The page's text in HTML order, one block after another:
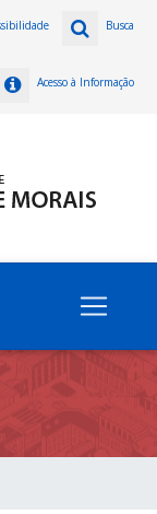
Busca
Acesso à Informação